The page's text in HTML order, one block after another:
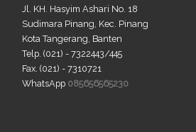
Jl. KH. Hasyim Ashari No. 18
Sudimara Pinang, Kec. Pinang
Kota Tangerang, Banten
Telp. (021) - 7322443/445
Fax. (021) - 7310721
WhatsApp 085656565230